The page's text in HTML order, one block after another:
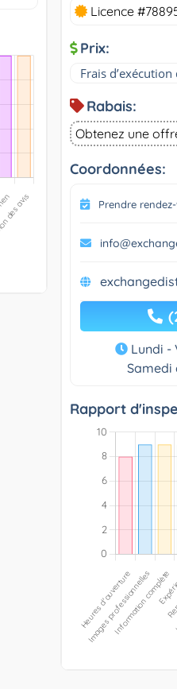
Licence
Prix:
Frais
Rabais:
Obtenez une
Coordonnées:
Prendre
Lundi -
Samedi
Rapport